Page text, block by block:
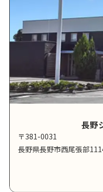
長野
〒381-0031
長野県長野市西尾張部